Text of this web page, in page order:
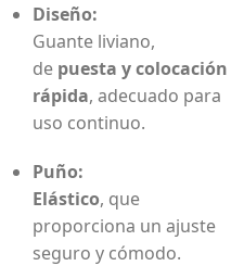
Diseño:
Guante liviano,
de puesta y colocación
rápida, adecuado para
uso continuo.
Puño:
Elástico, que
proporciona un ajuste
seguro y cómodo.